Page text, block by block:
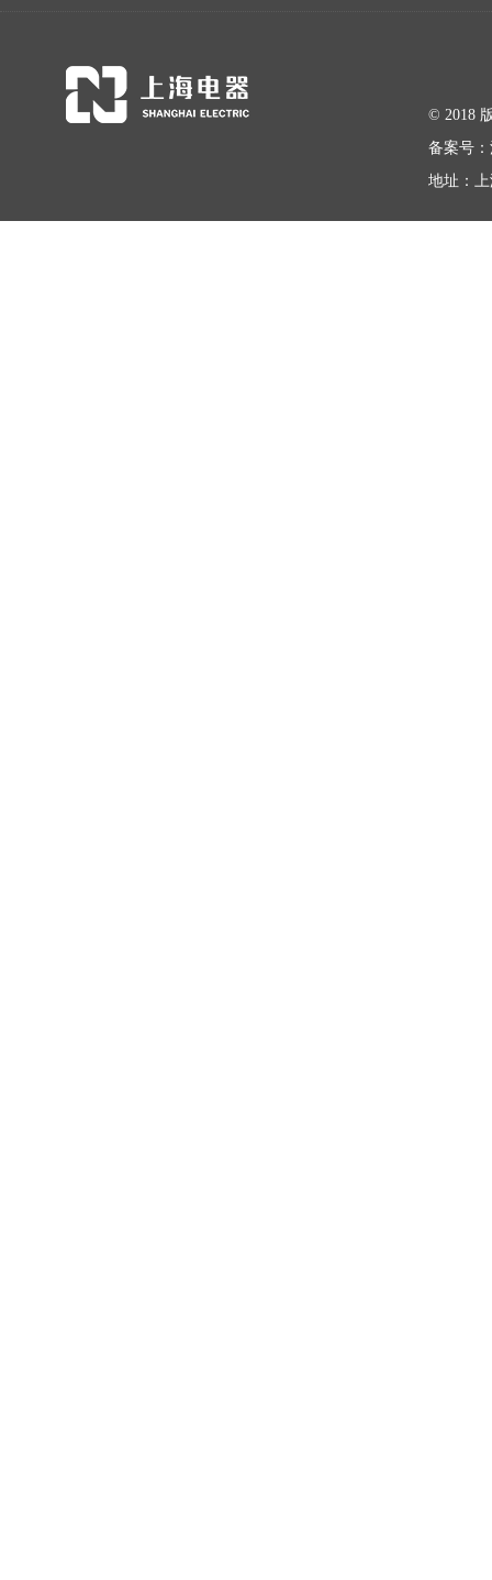
© 2018
备案号：
地址：